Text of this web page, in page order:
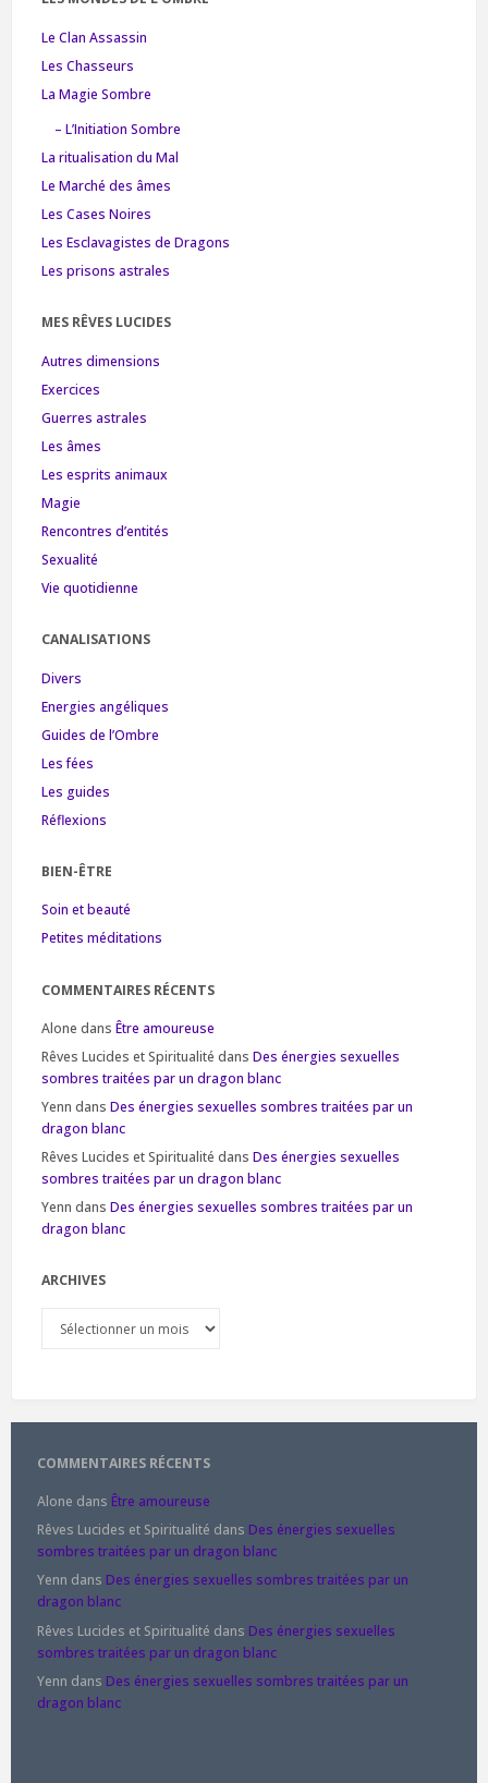
Le Clan Assassin
Les Chasseurs
La Magie Sombre
– L’Initiation Sombre
La ritualisation du Mal
Le Marché des âmes
Les Cases Noires
Les Esclavagistes de Dragons
Les prisons astrales
MES RÊVES LUCIDES
Autres dimensions
Exercices
Guerres astrales
Les âmes
Les esprits animaux
Magie
Rencontres d’entités
Sexualité
Vie quotidienne
CANALISATIONS
Divers
Energies angéliques
Guides de l’Ombre
Les fées
Les guides
Réflexions
BIEN-ÊTRE
Soin et beauté
Petites méditations
COMMENTAIRES RÉCENTS
Alone dans Être amoureuse
Rêves Lucides et Spiritualité dans Des énergies sexuelles
sombres traitées par un dragon blanc
Yenn dans Des énergies sexuelles sombres traitées par un
dragon blanc
Rêves Lucides et Spiritualité dans Des énergies sexuelles
sombres traitées par un dragon blanc
Yenn dans Des énergies sexuelles sombres traitées par un
dragon blanc
ARCHIVES
COMMENTAIRES RÉCENTS
Alone dans Être amoureuse
Rêves Lucides et Spiritualité dans Des énergies sexuelles
sombres traitées par un dragon blanc
Yenn dans Des énergies sexuelles sombres traitées par un
dragon blanc
Rêves Lucides et Spiritualité dans Des énergies sexuelles
sombres traitées par un dragon blanc
Yenn dans Des énergies sexuelles sombres traitées par un
dragon blanc